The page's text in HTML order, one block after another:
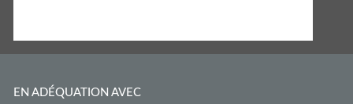
EN ADÉQUATION AVEC